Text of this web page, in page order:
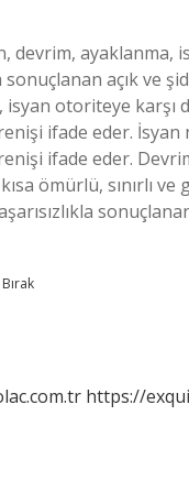
devrim, ayaklanma,
sonuçlanan açık ve
otoriteye karşı
ifade eder. İsyan
ifade eder.
ömürlü, sınırlı
https://